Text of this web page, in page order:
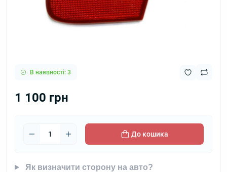
В наявності: 3
1 100 грн
До кошика
Як визначити сторону на авто?